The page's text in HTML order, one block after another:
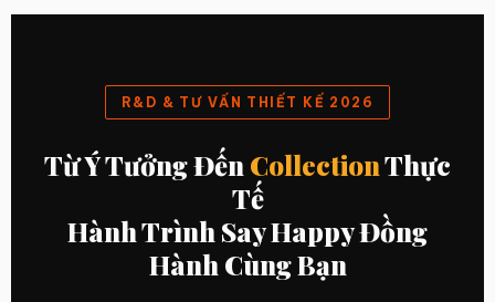
R&D & TƯ VẤN THIẾT KẾ 2026
Từ Ý Tưởng Đến CollectionThực
Tế
Hành Trình Say Happy Đồng
Hành Cùng Bạn